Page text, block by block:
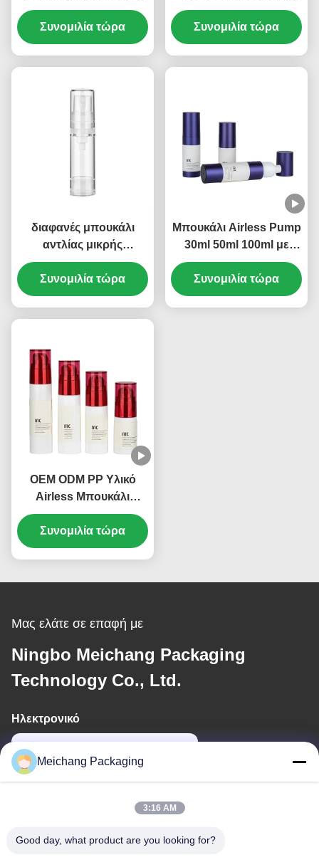
Μπουκάλια άδειας
αντλίας χωρίς αέρα
Πολλαπλό μέγεθος (MC-
Συνομιλία τώρα
30ml 50ml 80ml 100ml
120ml Μεταξοτυπία
(MC-230)
Συνομιλία τώρα
διαφανές μπουκάλι
αντλίας μικρής
χωρητικότητας 10 ml 5
ml για καλλυντικά χωρίς
αέρα, επαναπλήρωσης,
Συνομιλία τώρα
Μπουκάλι Airless Pump
30ml 50ml 100ml με
Προσαρμοσμένο
Λογότυπο και Στεγανή
Κατασκευή (MC-233)
Συνομιλία τώρα
OEM ODM PP Υλικό
Airless Μπουκάλι
Συσκευασίας
Καλλυντικών 20ml 30ml
Όγκος (MC-214)
Συνομιλία τώρα
Μας ελάτε σε επαφή με
Ningbo Meichang Packaging
Technology Co., Ltd.
Ηλεκτρονικό
Δωμάτιο 1808, κτίριο Α, αριθ. 55, οδός Yuli, πόλη Yuyao, πόλη
Meichang Packaging
3:16 AM
Good day, what product are you looking for?